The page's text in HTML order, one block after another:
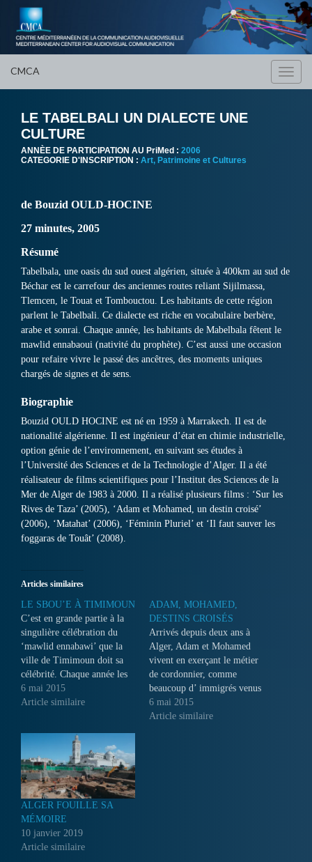
CMCA
LE TABELBALI UN DIALECTE UNE
CULTURE
ANNÈE DE PARTICIPATION AU PriMed : 2006
CATEGORIE D'INSCRIPTION : Art, Patrimoine et Cultures
de Bouzid OULD-HOCINE
27 minutes, 2005
Résumé
Tabelbala, une oasis du sud ouest algérien, située à 400km au sud de
Béchar est le carrefour des anciennes routes reliant Sijilmassa,
Tlemcen, le Touat et Tombouctou. Les habitants de cette région
parlent le Tabelbali. Ce dialecte est riche en vocabulaire berbère,
arabe et sonrai. Chaque année, les habitants de Mabelbala fêtent le
mawlid ennabaoui (nativité du prophète). C’est aussi une occasion
pour refaire vivre le passé des ancêtres, des moments uniques
chargés de signes et de sens.
Biographie
Bouzid OULD HOCINE est né en 1959 à Marrakech. Il est de
nationalité algérienne. Il est ingénieur d’état en chimie industrielle,
option génie de l’environnement, en suivant ses études à
l’Université des Sciences et de la Technologie d’Alger. Il a été
réalisateur de films scientifiques pour l’Institut des Sciences de la
Mer de Alger de 1983 à 2000. Il a réalisé plusieurs films : ‘Sur les
Rives de Taza’ (2005), ‘Adam et Mohamed, un destin croisé’
(2006), ‘Matahat’ (2006), ‘Féminin Pluriel’ et ‘Il faut sauver les
foggaras de Touât’ (2008).
Articles similaires
LE SBOU’E À TIMIMOUN
C’est en grande partie à la
singulière célébration du
‘mawlid ennabawi’ que la
ville de Timimoun doit sa
célébrité. Chaque année les
habitants du Gourara se
rencontrent pour vivre
6 mai 2015
Article similaire
ADAM, MOHAMED,
DESTINS CROISÉS
Arrivés depuis deux ans à
Alger, Adam et Mohamed
vivent en exerçant le métier
de cordonnier, comme
beaucoup d’ immigrés venus
de l’Afrique subsaharienne.
Avant de parvenir dans la
6 mai 2015
Article similaire
ALGER FOUILLE SA
MÉMOIRE
10 janvier 2019
Article similaire